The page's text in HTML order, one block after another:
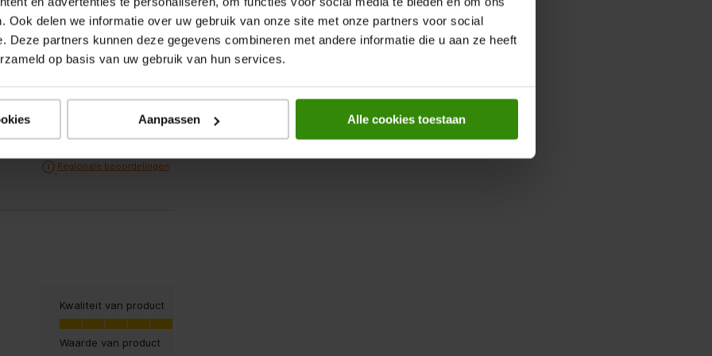
Ook delen we informatie over uw gebruik van onze site met onze partners voor social
Deze partners kunnen deze gegevens combineren met andere informatie die u aan ze heeft
op basis van uw gebruik van hun services.
Aanpassen Alle cookies toestaan
sterren.
op Regionaal
Regionale beoordelingen
Kwaliteit van product
Kwaliteit van product, 5.0 van 5
Waarde van product